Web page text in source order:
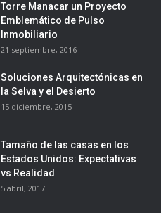
Torre Manacar un Proyecto
Emblemático de Pulso
Inmobiliario
21 septiembre, 2016
Soluciones Arquitectónicas en
la Selva y el Desierto
15 diciembre, 2015
Tamaño de las casas en los
Estados Unidos: Expectativas
vs Realidad
5 abril, 2017